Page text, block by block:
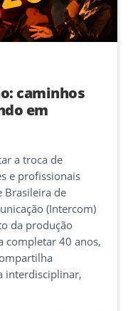
caminhos
em
a troca de
e profissionais
Brasileira de
(Intercom)
da produção
completar 40 anos,
interdisciplinar,